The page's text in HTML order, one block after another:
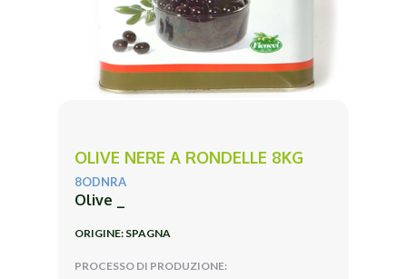
OLIVE NERE A RONDELLE 8KG
8ODNRA
Olive _
ORIGINE: SPAGNA
PROCESSO DI PRODUZIONE: